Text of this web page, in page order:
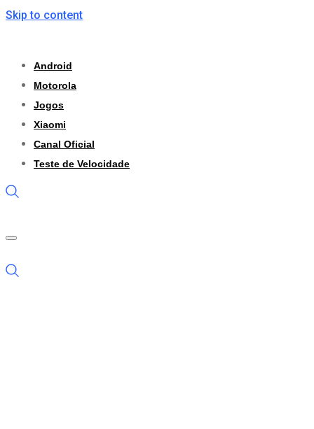
Skip to content
Android
Motorola
Jogos
Xiaomi
Canal Oficial
Teste de Velocidade